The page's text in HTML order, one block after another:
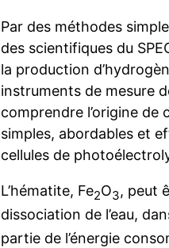
Par des méthodes
des scientifiques du
la production
instruments de mesure
comprendre l’origine
simples, abordables et
cellules de
L’hématite, Fe2O3, peut
dissociation de l’eau,
partie de l’énergie